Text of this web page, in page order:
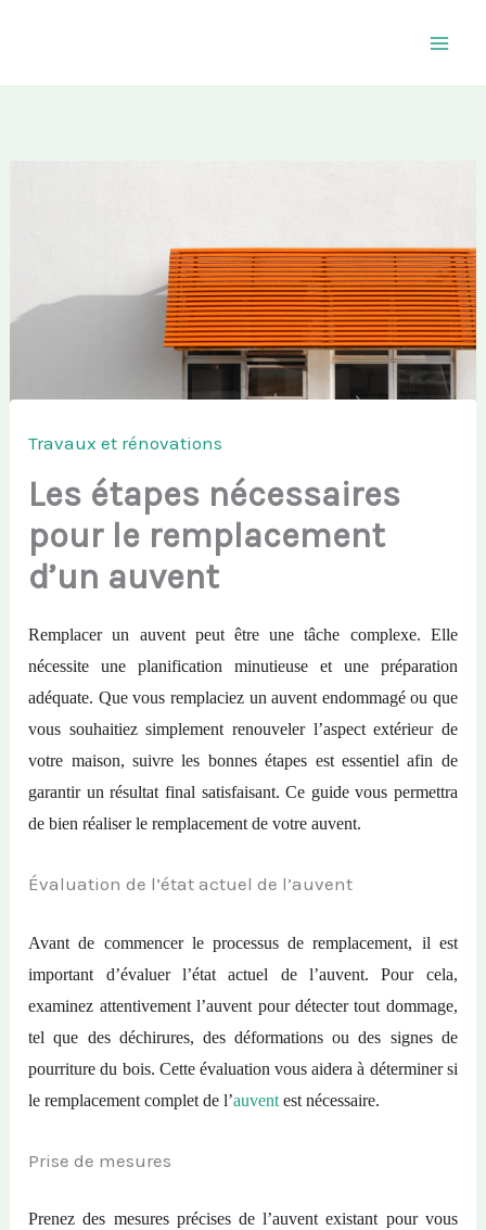
Travaux et rénovations
Les étapes nécessaires
pour le remplacement
d’un auvent
Remplacer un auvent peut être une tâche complexe. Elle
nécessite une planification minutieuse et une préparation
adéquate. Que vous remplaciez un auvent endommagé ou que
vous souhaitiez simplement renouveler l’aspect extérieur de
votre maison, suivre les bonnes étapes est essentiel afin de
garantir un résultat final satisfaisant. Ce guide vous permettra
de bien réaliser le remplacement de votre auvent.
Évaluation de l’état actuel de l’auvent
Avant de commencer le processus de remplacement, il est
important d’évaluer l’état actuel de l’auvent. Pour cela,
examinez attentivement l’auvent pour détecter tout dommage,
tel que des déchirures, des déformations ou des signes de
pourriture du bois. Cette évaluation vous aidera à déterminer si
le remplacement complet de l’auvent est nécessaire.
Prise de mesures
Prenez des mesures précises de l’auvent existant pour vous